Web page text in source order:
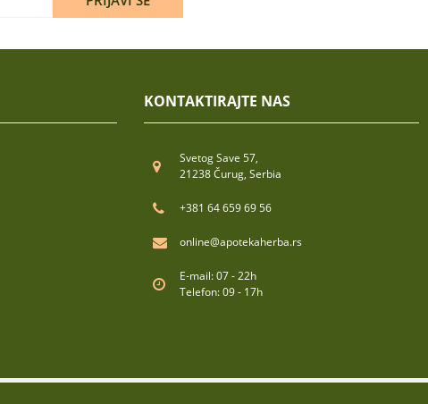
KONTAKTIRAJTE NAS
Svetog Save 57,
21238 Čurug, Serbia
+381 64 659 69 56
online@apotekaherba.rs
E-mail: 07 - 22h
Telefon: 09 - 17h